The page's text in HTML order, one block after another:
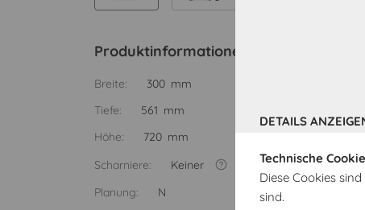
DETAILS
Technische
Diese Cookies
sind.
Produktinformationen
Breite:
300 mm
Tiefe:
561 mm
Höhe:
720 mm
Scharniere:
Keiner
Planung:
N